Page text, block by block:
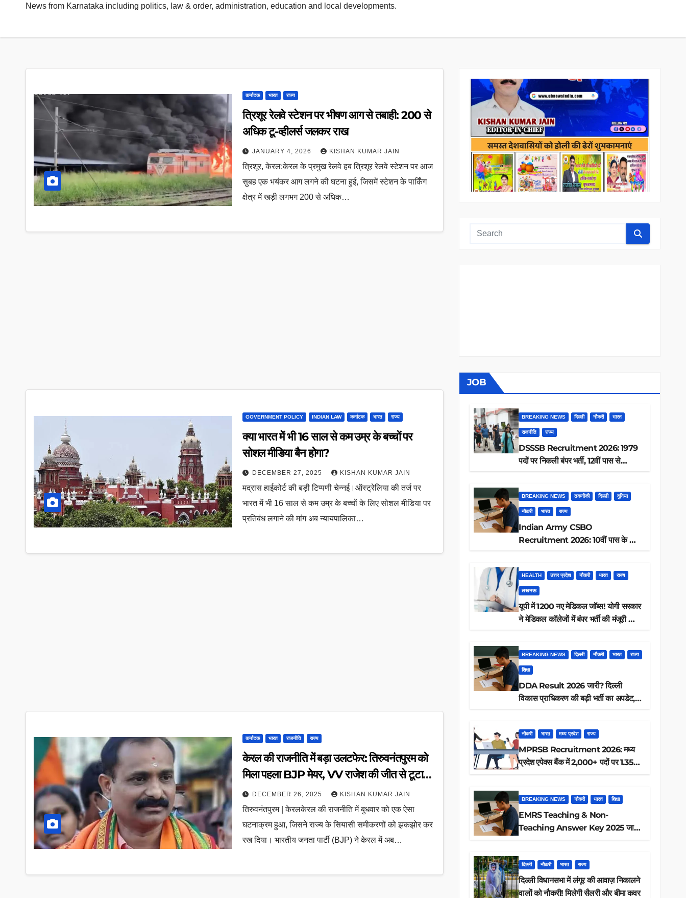
News from Karnataka including politics, law & order, administration, education and local developments.
कर्नाटक भारत राज्य
त्रिशूर रेलवे स्टेशन पर भीषण आग से तबाही: 200 से
अधिक टू-व्हीलर्स जलकर राख
JANUARY 4, 2026 KISHAN KUMAR JAIN
त्रिशूर, केरल:केरल के प्रमुख रेलवे हब त्रिशूर रेलवे स्टेशन पर आज
सुबह एक भयंकर आग लगने की घटना हुई, जिसमें स्टेशन के पार्किंग
क्षेत्र में खड़ी लगभग 200 से अधिक…
GOVERNMENT POLICY INDIAN LAW कर्नाटक भारत राज्य
क्या भारत में भी 16 साल से कम उम्र के बच्चों पर
सोशल मीडिया बैन होगा?
DECEMBER 27, 2025 KISHAN KUMAR JAIN
मद्रास हाईकोर्ट की बड़ी टिप्पणी चेन्नई।ऑस्ट्रेलिया की तर्ज पर
भारत में भी 16 साल से कम उम्र के बच्चों के लिए सोशल मीडिया पर
प्रतिबंध लगाने की मांग अब न्यायपालिका…
कर्नाटक भारत राजनीति राज्य
केरल की राजनीति में बड़ा उलटफेर: तिरुवनंतपुरम को
मिला पहला BJP मेयर, VV राजेश की जीत से टूटा
दशकों का रिकॉर्ड
DECEMBER 26, 2025 KISHAN KUMAR JAIN
तिरुवनंतपुरम | केरलकेरल की राजनीति में बुधवार को एक ऐसा
घटनाक्रम हुआ, जिसने राज्य के सियासी समीकरणों को झकझोर कर
रख दिया। भारतीय जनता पार्टी (BJP) ने केरल में अब…
JOB
BREAKING NEWS दिल्ली नौकरी भारत
राजनीति राज्य
DSSSB Recruitment 2026: 1979
पदों पर निकली बंपर भर्ती, 12वीं पास से
BREAKING NEWS तकनीकी दिल्ली दुनिया
नौकरी भारत राज्य
Indian Army CSBO
Recruitment 2026: 10वीं पास के लिए
HEALTH उत्तर प्रदेश नौकरी भारत राज्य
लखनऊ
यूपी में 1200 नए मेडिकल जॉब्स! योगी सरकार
ने मेडिकल कॉलेजों में बंपर भर्ती की मंजूरी —
BREAKING NEWS दिल्ली नौकरी भारत राज्य
शिक्षा
DDA Result 2026 जारी? दिल्ली
विकास प्राधिकरण की बड़ी भर्ती का अपडेट,
नौकरी भारत मध्य प्रदेश राज्य
MPRSB Recruitment 2026: मध्य
प्रदेश एपेक्स बैंक में 2,000+ पदों पर 1.35
BREAKING NEWS नौकरी भारत शिक्षा
EMRS Teaching & Non-
Teaching Answer Key 2025 जारी,
दिल्ली नौकरी भारत राज्य
दिल्ली विधानसभा में लंगूर की आवाज़ निकालने
वालों को नौकरी! मिलेगी सैलरी और बीमा कवर